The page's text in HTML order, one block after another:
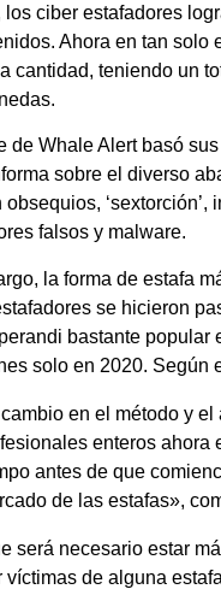
los ciber estafadores
Ahora en tan solo
cantidad, teniendo un
de Whale Alert basó
sobre el diverso
obsequios,
falsos y malware.
la forma de estafa
se hicieron
bastante popular
solo en 2020. Según
cambio en el método y
enteros ahora
antes de que
de las estafas»,
será necesario estar
víctimas de alguna